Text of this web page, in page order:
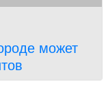
может